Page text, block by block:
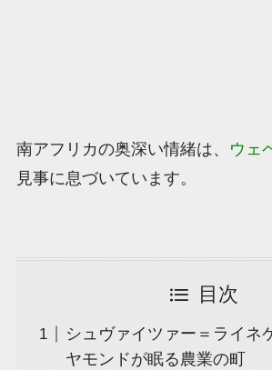
南アフリカの奥深い情緒は、 ウェ
見事に息づいています。
目次
シュヴァイツァー＝ライネ
ヤモンドが眠る農業の町